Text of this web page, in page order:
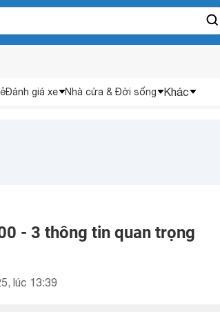
Đánh giá xe Nhà cửa & Đời sống Khác
- 3 thông tin quan trọng
lúc 13:39